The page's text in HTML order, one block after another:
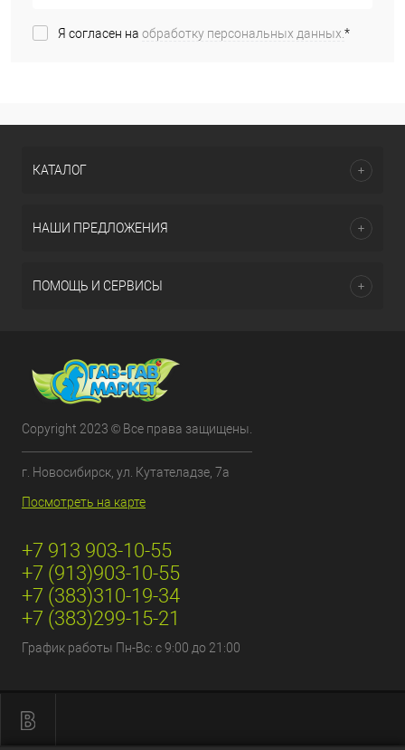
Я согласен на обработку персональных данных.*
КАТАЛОГ
НАШИ ПРЕДЛОЖЕНИЯ
ПОМОЩЬ И СЕРВИСЫ
Copyright 2023 © Все права защищены.
г. Новосибирск, ул. Кутателадзе, 7а
Посмотреть на карте
+7 913 903-10-55
+7 (913)903-10-55
+7 (383)310-19-34
+7 (383)299-15-21
График работы Пн-Вс: с 9:00 до 21:00